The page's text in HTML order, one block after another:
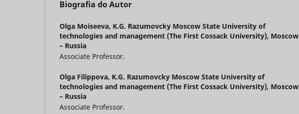
Biografia do Autor
Olga Moiseeva, K.G. Razumovcky Moscow State University of
technologies and management (The First Cossack University), Moscow
– Russia
Associate Professor.
Olga Filippova, K.G. Razumovcky Moscow State University of
technologies and management (The First Cossack University), Moscow
– Russia
Associate Professor.